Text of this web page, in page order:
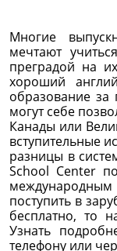
Многие
мечтают
преградой на
хороший
образование за
могут себе
Канады или
вступительные
разницы в
School Center
поступить в
бесплатно, то
Узнать
телефону или